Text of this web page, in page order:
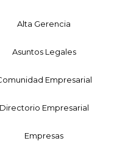
Alta Gerencia
Asuntos Legales
Empresarial
Directorio Empresarial
Empresas